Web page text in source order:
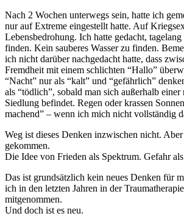
Nach 2 Wochen unterwegs sein, hatte ich
nur auf Extreme eingestellt hatte. Auf
Lebensbedrohung. Ich hatte gedacht,
finden. Kein sauberes Wasser zu finden.
ich nicht darüber nachgedacht hatte, dass
Fremdheit mit einem schlichten “Hallo”
“Nacht” nur als “kalt” und “gefährlich”
als “tödlich”, sobald man sich außerhalb einer
Siedlung befindet. Regen oder krassen
machend” – wenn ich mich nicht vollständig
Weg ist dieses Denken inzwischen nicht. Aber
gekommen.
Die Idee von Frieden als Spektrum. Gefahr
Das ist grundsätzlich kein neues Denken für
ich in den letzten Jahren in der
mitgenommen.
Und doch ist es neu.